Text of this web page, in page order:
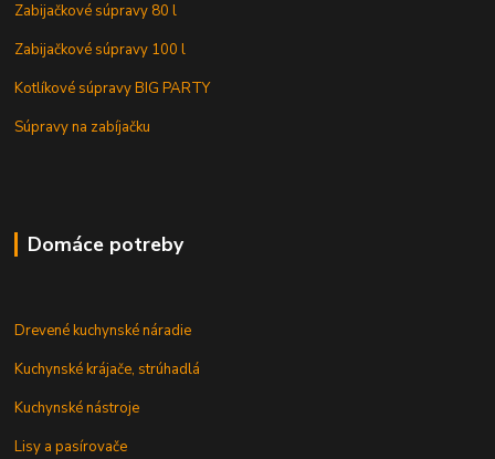
Zabijačkové súpravy 80 l
Zabijačkové súpravy 100 l
Kotlíkové súpravy BIG PARTY
Súpravy na zabíjačku
Domáce potreby
Drevené kuchynské náradie
Kuchynské krájače, strúhadlá
Kuchynské nástroje
Lisy a pasírovače